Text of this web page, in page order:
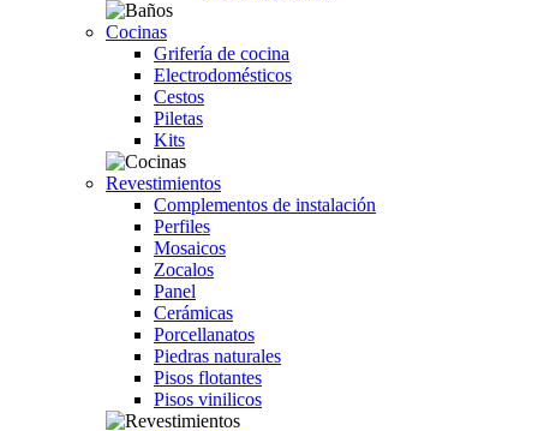
Cocinas
Grifería de cocina
Electrodomésticos
Cestos
Piletas
Kits
Revestimientos
Complementos de instalación
Perfiles
Mosaicos
Zocalos
Panel
Cerámicas
Porcellanatos
Piedras naturales
Pisos flotantes
Pisos vinilicos